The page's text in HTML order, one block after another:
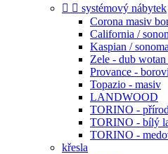
  systémový nábytek
Corona masiv
California /
Kaspian / sonoma
Zele - dub
Provance -
Topazio - masiv
LANDWOOD
TORINO -
TORINO - bílý
TORINO -
křesla